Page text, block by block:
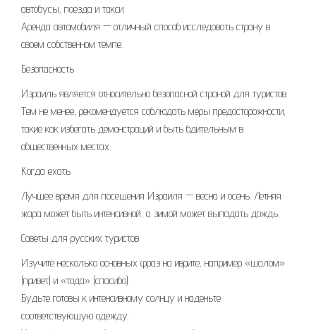
автобусы, поезда и такси.
Аренда автомобиля — отличный способ исследовать страну в
своем собственном темпе.
Безопасность
Израиль является относительно безопасной страной для туристов.
Тем не менее, рекомендуется соблюдать меры предосторожности,
такие как избегать демонстраций и быть бдительным в
общественных местах.
Когда ехать
Лучшее время для посещения Израиля — весна и осень. Летняя
жара может быть интенсивной, а зимой может выпадать дождь.
Советы для русских туристов
Изучите несколько основных фраз на иврите, например «шалом»
(привет) и «тода» (спасибо).
Будьте готовы к интенсивному солнцу и наденьте
соответствующую одежду.